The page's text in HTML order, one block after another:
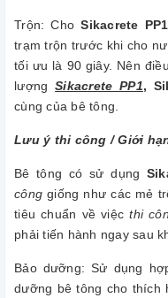
Trộn: Cho Sikacrete PP1
trạm trộn trước khi cho
tối ưu là 90 giây. Nên
lượng Sikacrete PP1,
cùng của bê tông.
Lưu ý thi công / Giới
Bê tông có sử dụng
công giống như các mẻ
tiêu chuẩn về việcthi
phải tiến hành ngay sau
Bảo dưỡng: Sử dụng
dưỡng bê tông cho thích